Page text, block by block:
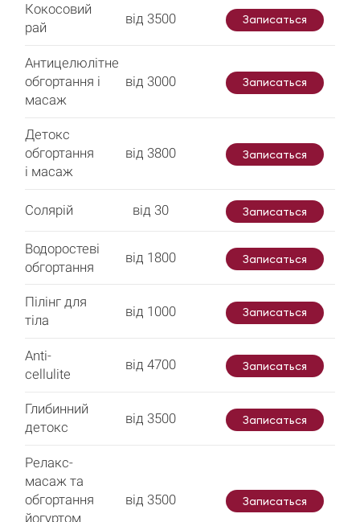
Кокосовий
рай
від 3500 Записаться
Антицелюлітне
обгортання і
масаж
від 3000 Записаться
Детокс
обгортання
і масаж
від 3800 Записаться
Солярій від 30 Записаться
Водоростеві
обгортання
від 1800 Записаться
Пілінг для
тіла
від 1000 Записаться
Anti-
cellulite
від 4700 Записаться
Глибинний
детокс
від 3500 Записаться
Релакс-
масаж та
обгортання
йогуртом
від 3500 Записаться